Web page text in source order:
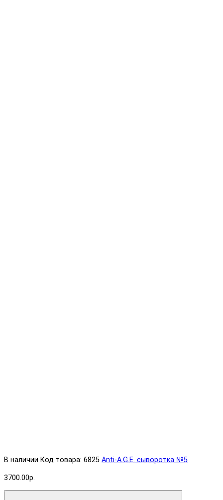
В наличии Код товара: 6825 Anti-A.G.E. cыворотка №5
3700.00р.